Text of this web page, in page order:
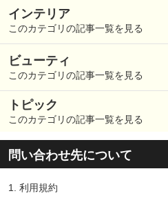
インテリア
このカテゴリの記事一覧を見る
ビューティ
このカテゴリの記事一覧を見る
トピック
このカテゴリの記事一覧を見る
問い合わせ先について
1. 利用規約